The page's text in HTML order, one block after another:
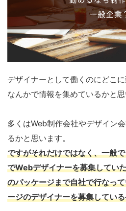
デザイナーとして働くのにどこ
なんかで情報を集めているかと思
多くはWeb制作会社やデザイン
るかと思います。
ですがそれだけではなく、一般
でWebデザイナーを募集してい
のパッケージまで自社で行なっ
ージのデザイナーを募集してい